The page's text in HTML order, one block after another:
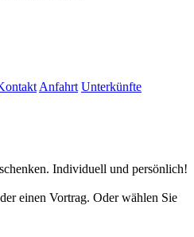
Anfahrt Unterkünfte
Individuell und persönlich!
einen Vortrag. Oder wählen Sie